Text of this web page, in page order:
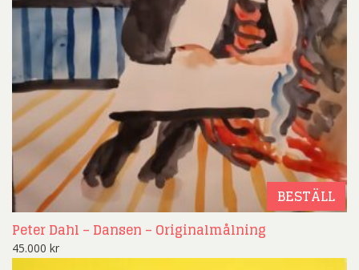
BESTÄLL
Peter Dahl – Dansen – Originalmålning
45.000 kr